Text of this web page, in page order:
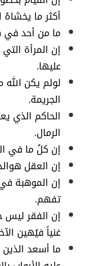
أكثر ما يخشاهُ
ما من أحد في
إن المرأة
عليها.
لولم يكن
الجريمة.
الحاكم الذي
الرمال.
إن كلُ ما في
إن العقل
إن الموهبة
تفهم.
إن الفقر ليس
غنياً فيُهين
ما أسعد